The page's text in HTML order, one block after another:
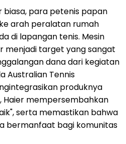
biasa, para petenis papan
arah peralatan rumah
di lapangan tenis. Mesin
menjadi target yang sangat
dana dari kegiatan
Australian Tennis
produknya
mempersembahkan
serta memastikan bahwa
bermanfaat bagi komunitas